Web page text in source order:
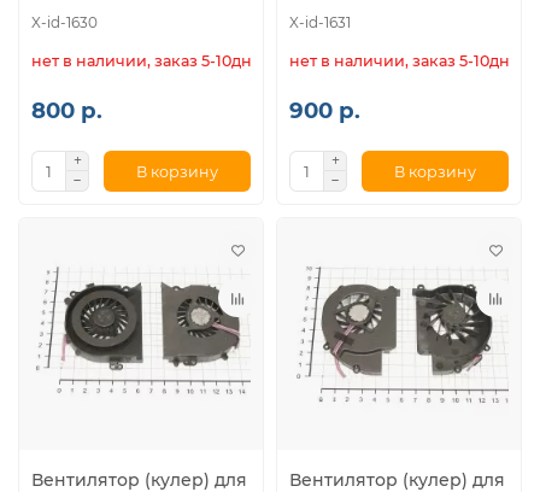
X-id-1630
нет в наличии, заказ 5-10дн.
800 р.
В корзину
X-id-1631
нет в наличии, заказ 5-10дн.
900 р.
В корзину
Вентилятор (кулер) для
Вентилятор (кулер) для